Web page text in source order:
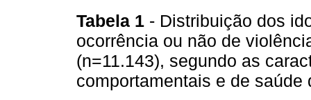
Tabela 1 - Distribuição dos
ocorrência ou não de
(n=11.143), segundo as
comportamentais e de